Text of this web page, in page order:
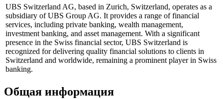
UBS Switzerland AG, based in Zurich, Switzerland, operates as a
subsidiary of UBS Group AG. It provides a range of financial
services, including private banking, wealth management,
investment banking, and asset management. With a significant
presence in the Swiss financial sector, UBS Switzerland is
recognized for delivering quality financial solutions to clients in
Switzerland and worldwide, remaining a prominent player in Swiss
banking.
Общая информация